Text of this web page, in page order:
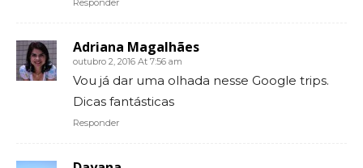
Responder
Adriana Magalhães
outubro 2, 2016 At 7:56 am
Vou já dar uma olhada nesse Google trips.
Dicas fantásticas
Responder